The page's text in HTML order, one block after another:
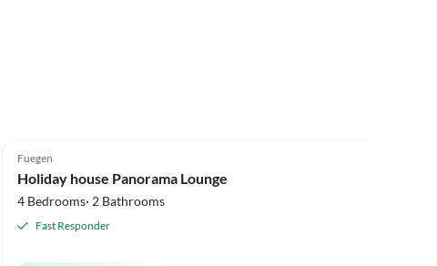
Super Host
Fuegen
Holiday house Panorama Lounge
4 Bedrooms· 2 Bathrooms
Fast Responder